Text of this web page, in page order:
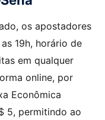
os apostadores
19h, horário de
em qualquer
online, por
Econômica
5, permitindo ao